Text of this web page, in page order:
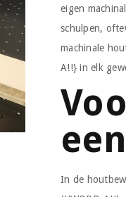
eigen
schulpen,
machinale
A!!} in elk
In de